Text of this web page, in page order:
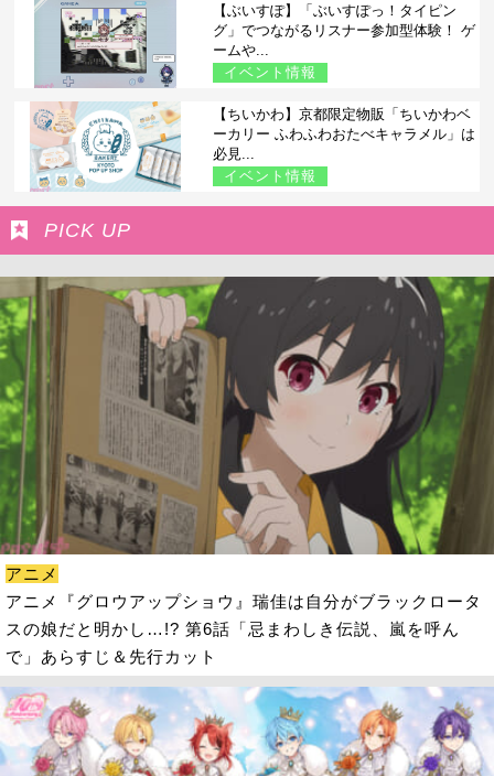
【ぶいすぽ】「ぶいすぽっ！タイピン
グ」でつながるリスナー参加型体験！ ゲ
ームや...
イベント情報
【ちいかわ】京都限定物販「ちいかわベ
ーカリー ふわふわおたべキャラメル」は
必見...
イベント情報
PICK UP
アニメ
アニメ『グロウアップショウ』瑞佳は自分がブラックロータ
スの娘だと明かし…!? 第6話「忌まわしき伝説、嵐を呼ん
で」あらすじ＆先行カット